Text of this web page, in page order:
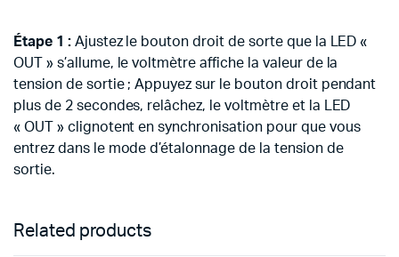
Étape 1 :Ajustez le bouton droit de sorte que la LED «
OUT » s’allume, le voltmètre affiche la valeur de la
tension de sortie ; Appuyez sur le bouton droit pendant
plus de 2 secondes, relâchez, le voltmètre et la LED
« OUT » clignotent en synchronisation pour que vous
entrez dans le mode d’étalonnage de la tension de
sortie.
Related products